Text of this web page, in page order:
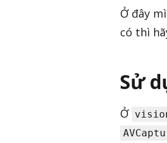
Ở đây
có thì
Sử
Ở